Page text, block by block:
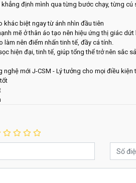
định mình qua từng bước chạy, từng cú
khác biệt ngay từ ánh nhìn đầu tiên
mẽ ở thân áo tạo nên hiệu ứng thị giác
làm nên điểm nhấn tinh tế, đầy cá tính.
hiện đại, tinh tế, giúp tổng thể trở nên sắc
mới J-CSM - Lý tưởng cho mọi điều kiện